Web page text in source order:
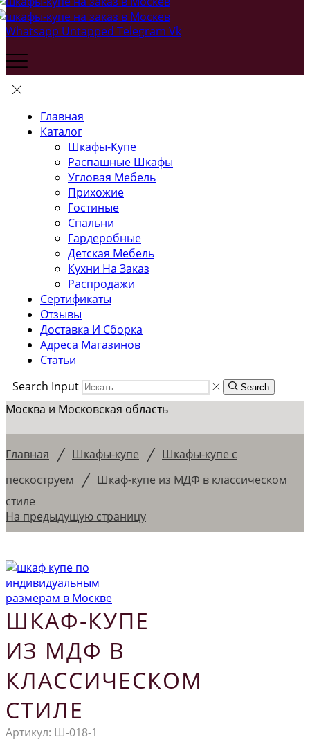
Whatsapp Untapped Telegram Vk
Главная
Каталог
Шкафы-Купе
Распашные Шкафы
Угловая Мебель
Прихожие
Гостиные
Спальни
Гардеробные
Детская Мебель
Кухни На Заказ
Распродажи
Сертификаты
Отзывы
Доставка И Сборка
Адреса Магазинов
Статьи
Search Input
Search
Москва и Московская область
Главная / Шкафы-купе / Шкафы-купе с
пескоструем / Шкаф-купе из МДФ в классическом
стиле
На предыдущую страницу
ШКАФ-КУПЕ
ИЗ МДФ В
КЛАССИЧЕСКОМ
СТИЛЕ
Артикул: Ш-018-1